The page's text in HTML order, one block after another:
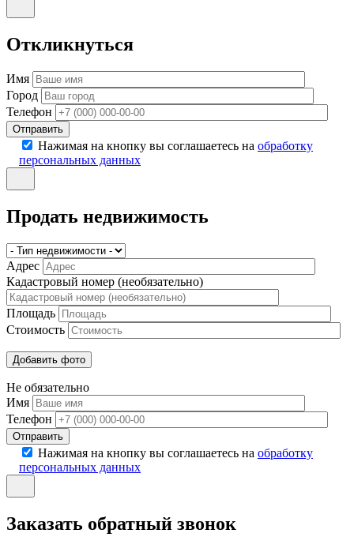
Откликнуться
Имя
Город
Телефон
Отправить
Нажимая на кнопку вы соглашаетесь на обработку
персональных данных
Продать недвижимость
Адрес
Кадастровый номер (необязательно)
Площадь
Стоимость
Не обязательно
Имя
Телефон
Отправить
Нажимая на кнопку вы соглашаетесь на обработку
персональных данных
Заказать обратный звонок